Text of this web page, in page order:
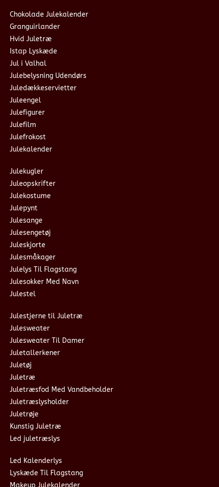
Chokolade Julekalender
Granguirlander
Hvid Juletræ
Istap Lyskæde
Jul i Valhal
Julebelysning Udendørs
Juledækkeservietter
Juleengel
Julefigurer
Julefilm
Julefrokost
Julekalender
Julekugler
Juleopskrifter
Julekostume
Julepynt
Julesange
Julesengetøj
Juleskjorte
Julesmåkager
Julelys Til Flagstang
Julesokker Med Navn
Julestel
Julestjerne til Juletræ
Julesweater
Julesweater Til Damer
Juletallerkener
Juletøj
Juletræ
Juletræsfod Med Vandbeholder
Juletræslysholder
Juletrøje
Kunstig Juletræ
Led juletræslys
Led Kalenderlys
Lyskæde Til Flagstang
Makeup Julekalender